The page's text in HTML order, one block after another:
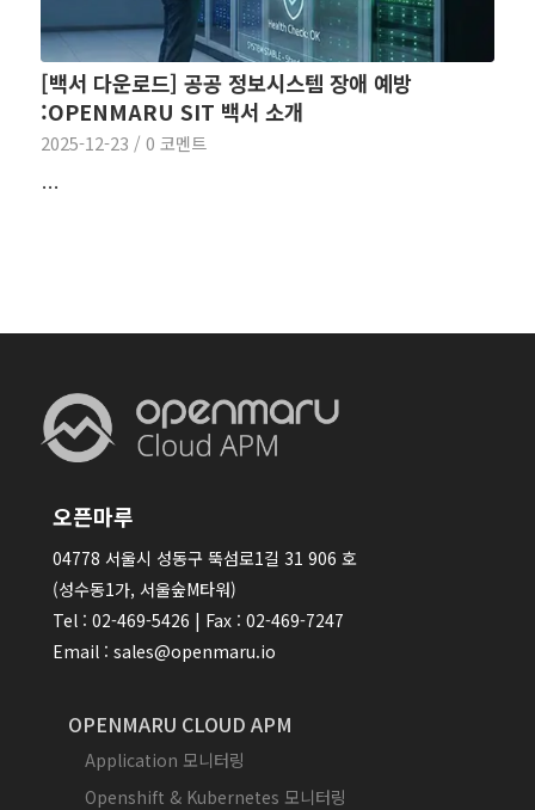
[백서 다운로드] 공공 정보시스템 장애 예방
:OPENMARU SIT 백서 소개
2025-12-23 / 0 코멘트
…
오픈마루
04778 서울시 성동구 뚝섬로1길 31 906 호
(성수동1가, 서울숲M타워)
Tel : 02-469-5426 | Fax : 02-469-7247
Email : sales@openmaru.io
OPENMARU CLOUD APM
Application 모니터링
Openshift & Kubernetes 모니터링